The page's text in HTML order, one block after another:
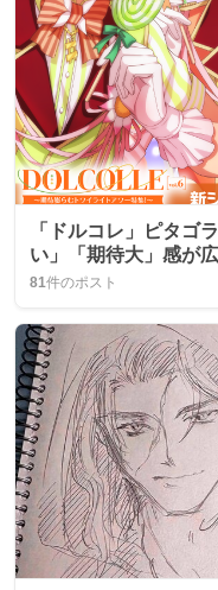
「ドルコレ」ピタゴ
い」「期待大」感が
81件のポスト